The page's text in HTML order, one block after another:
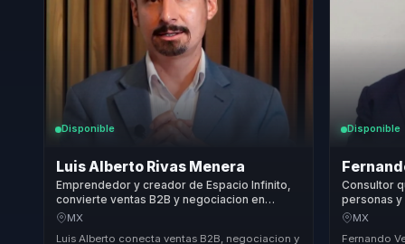
Disponible
Luis Alberto Rivas Menera
Emprendedor y creador de Espacio Infinito,
convierte ventas B2B y negociacion en
resultados para equipos comerciales de alto
MX
Luis Alberto conecta ventas B2B, negociacion y
Disponible
Consultor
personas y
resultados
MX
Fernando